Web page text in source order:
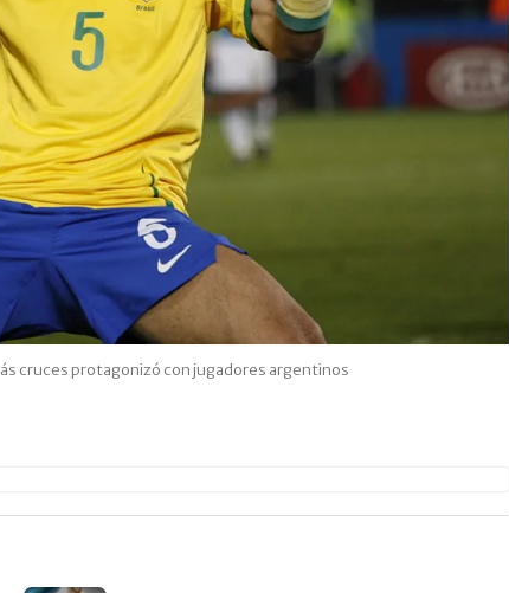
cruces protagonizó con jugadores argentinos